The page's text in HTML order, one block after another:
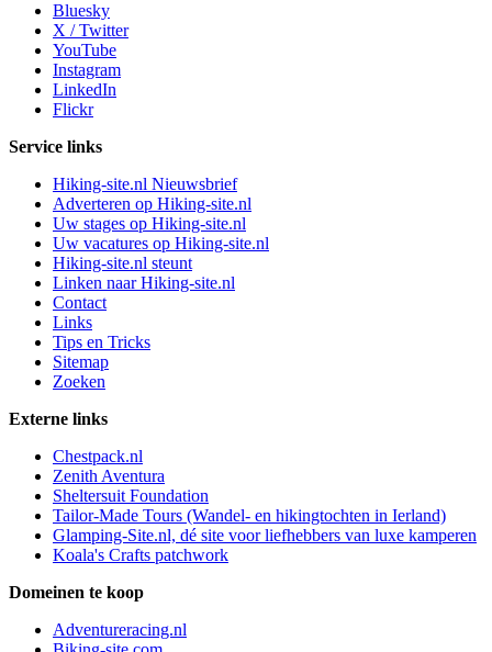
Bluesky
X / Twitter
YouTube
Instagram
LinkedIn
Flickr
Service links
Hiking-site.nl Nieuwsbrief
Adverteren op Hiking-site.nl
Uw stages op Hiking-site.nl
Uw vacatures op Hiking-site.nl
Hiking-site.nl steunt
Linken naar Hiking-site.nl
Contact
Links
Tips en Tricks
Sitemap
Zoeken
Externe links
Chestpack.nl
Zenith Aventura
Sheltersuit Foundation
Tailor-Made Tours (Wandel- en hikingtochten in Ierland)
Glamping-Site.nl, dé site voor liefhebbers van luxe kamperen
Koala's Crafts patchwork
Domeinen te koop
Adventureracing.nl